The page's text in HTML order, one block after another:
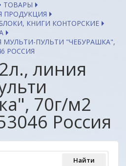
ТОВАРЫ
ПРОДУКЦИЯ
КНИГИ КОНТОРСКИЕ
МУЛЬТИ-ПУЛЬТИ "ЧЕБУРАШКА",
РОССИЯ
линия
70г/м2
Россия